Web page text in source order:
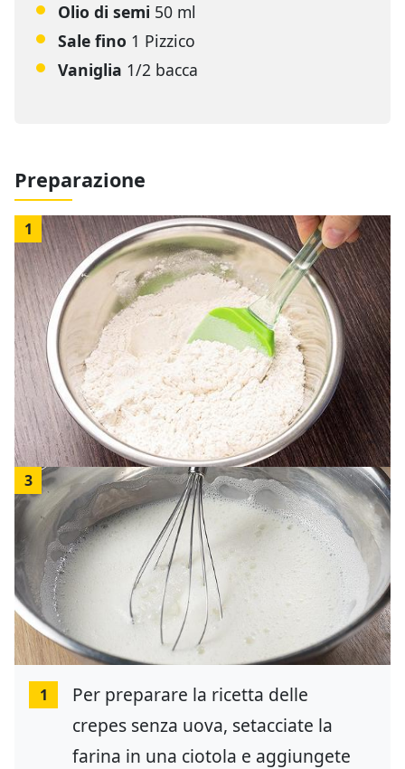
Olio di semi 50 ml
Sale fino 1 Pizzico
Vaniglia 1/2 bacca
Preparazione
1
3
1
Per preparare la ricetta delle
crepes senza uova, setacciate la
farina in una ciotola e aggiungete